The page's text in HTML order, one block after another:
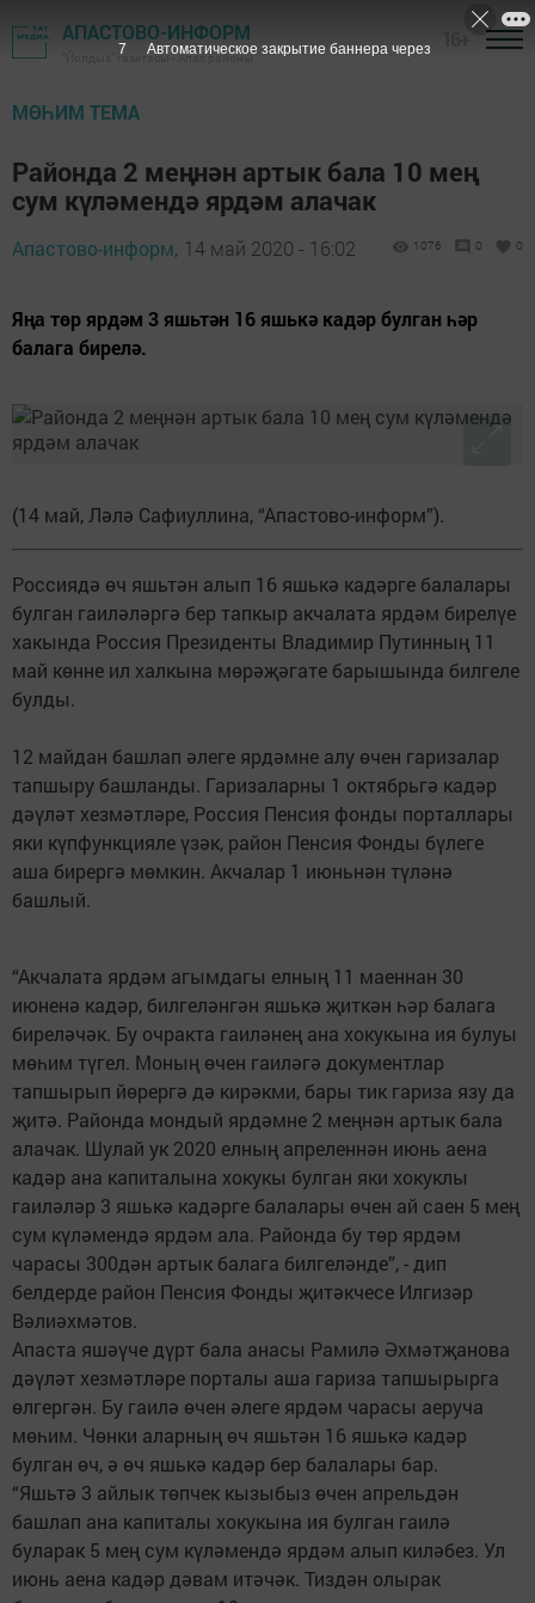
АПАСТОВО-ИНФОРМ
"Йолдыз" газетасы - Апас районы
МӨҺИМ ТЕМА
Районда 2 меңнән артык бала 10 мең
сум күләмендә ярдәм алачак
Апастово-информ, 14 май 2020 - 16:02 1076 0 0
Яңа төр ярдәм 3 яшьтән 16 яшькә кадәр булган һәр
балага бирелә.
(14 май, Ләлә Сафиуллина, “Апастово-информ”).
Россиядә өч яшьтән алып 16 яшькә кадәрге балалары
булган гаиләләргә бер тапкыр акчалата ярдәм бирелүе
хакында Россия Президенты Владимир Путинның 11
май көнне ил халкына мөрәҗәгате барышында билгеле
булды.
12 майдан башлап әлеге ярдәмне алу өчен гаризалар
тапшыру башланды. Гаризаларны 1 октябрьгә кадәр
дәүләт хезмәтләре, Россия Пенсия фонды порталлары
яки күпфункцияле үзәк, район Пенсия Фонды бүлеге
аша бирергә мөмкин. Акчалар 1 июньнән түләнә
башлый.
“Акчалата ярдәм агымдагы елның 11 маеннан 30
июненә кадәр, билгеләнгән яшькә җиткән һәр балага
биреләчәк. Бу очракта гаиләнең ана хокукына ия булуы
мөһим түгел. Моның өчен гаиләгә документлар
тапшырып йөрергә дә кирәкми, бары тик гариза язу да
җитә. Районда мондый ярдәмне 2 меңнән артык бала
алачак. Шулай ук 2020 елның апреленнән июнь аена
кадәр ана капиталына хокукы булган яки хокуклы
гаиләләр 3 яшькә кадәрге балалары өчен ай саен 5 мең
сум күләмендә ярдәм ала. Районда бу төр ярдәм
чарасы 300дән артык балага билгеләнде”, - дип
белдерде район Пенсия Фонды җитәкчесе Илгизәр
Вәлиәхмәтов.
Апаста яшәүче дүрт бала анасы Рамилә Әхмәтҗанова
дәүләт хезмәтләре порталы аша гариза тапшырырга
өлгергән. Бу гаилә өчен әлеге ярдәм чарасы аеруча
мөһим. Чөнки аларның өч яшьтән 16 яшькә кадәр
булган өч, ә өч яшькә кадәр бер балалары бар.
“Яшьтә 3 айлык төпчек кызыбыз өчен апрельдән
башлап ана капиталы хокукына ия булган гаилә
буларак 5 мең сум күләмендә ярдәм алып киләбез. Ул
июнь аена кадәр дәвам итәчәк. Тиздән олырак
6 Автоматическое закрытие баннера через